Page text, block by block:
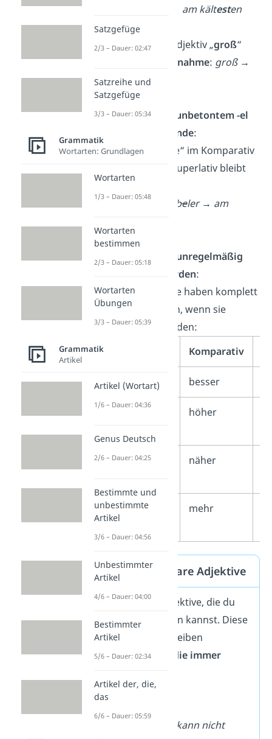
am kältesten
Wichtig:Das Adjektiv „groß“
Ausnahme: groß →
größten.
Adjektive mit unbetontem -el
oder -bel am Ende:
Hier fällt das „e“ im Komparativ
weg, aber im Superlativ bleibt
flexibel → flexibeler → am
Adjektive, die unregelmäßig
gesteigert werden:
Einige Adjektive haben komplett
andere Formen, wenn sie
gesteigert werden:
Komparativ
gut besser
höher
nah näher
viel mehr
Nicht steigerbare Adjektive
Es gibt auch Adjektive, die du
gar nicht steigern kannst. Diese
Adjektive beschreiben
Eigenschaften, die immer
Beispiele:
→ Etwas kann nicht
Satzgefüge
2/3 – Dauer: 02:47
Satzreihe und
Satzgefüge
3/3 – Dauer: 05:34
Grammatik
Wortarten: Grundlagen
Wortarten
1/3 – Dauer: 05:48
Wortarten
bestimmen
2/3 – Dauer: 05:18
Wortarten
Übungen
3/3 – Dauer: 05:39
Grammatik
Artikel
Artikel (Wortart)
1/6 – Dauer: 04:36
Genus Deutsch
2/6 – Dauer: 04:25
Bestimmte und
unbestimmte
Artikel
3/6 – Dauer: 04:56
Unbestimmter
Artikel
4/6 – Dauer: 04:00
Bestimmter
Artikel
5/6 – Dauer: 02:34
Artikel der, die,
das
6/6 – Dauer: 05:59